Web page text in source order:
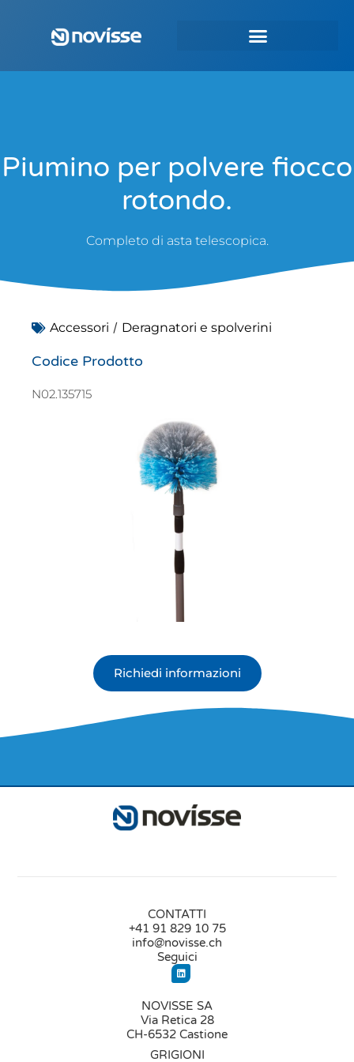
Piumino per polvere fiocco
rotondo.
Completo di asta telescopica.
Accessori / Deragnatori e spolverini
Codice Prodotto
N02.135715
Richiedi informazioni
CONTATTI
+41 91 829 10 75
info@novisse.ch
Seguici
NOVISSE SA
Via Retica 28
CH-6532 Castione
GRIGIONI